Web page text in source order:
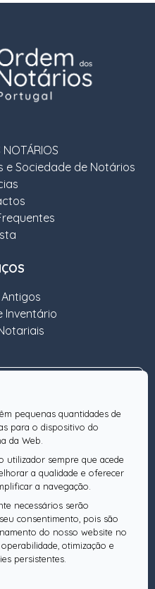
pequenas quantidades de
para o dispositivo do
da Web.
utilizador sempre que acede
a qualidade e oferecer
a navegação.
necessários serão
consentimento, pois são
do nosso website no
otimização e
persistentes.
NOTÁRIOS
e Sociedade de Notários
Inventário
OK